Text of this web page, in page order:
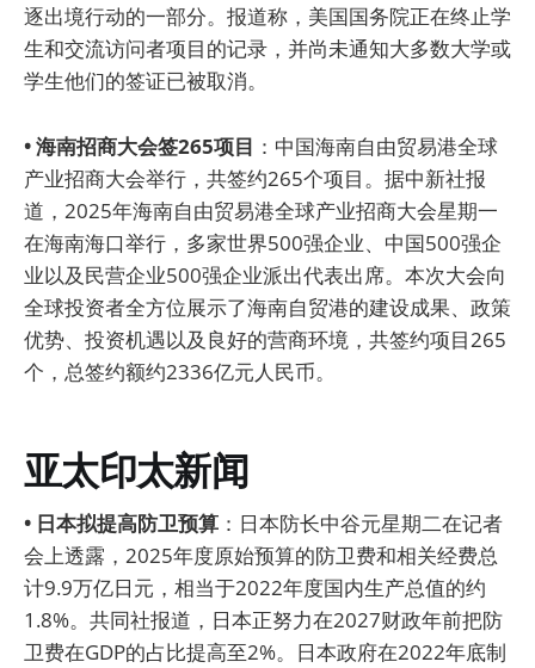
逐出境行动的一部分。报道称，美国国务院正在终止学
生和交流访问者项目的记录，并尚未通知大多数大学或
学生他们的签证已被取消。
• 海南招商大会签265项目 ：中国海南自由贸易港全球
产业招商大会举行，共签约265个项目。据中新社报
道，2025年海南自由贸易港全球产业招商大会星期一
在海南海口举行，多家世界500强企业、中国500强企
业以及民营企业500强企业派出代表出席。本次大会向
全球投资者全方位展示了海南自贸港的建设成果、政策
优势、投资机遇以及良好的营商环境，共签约项目265
个，总签约额约2336亿元人民币。
亚太印太新闻
• 日本拟提高防卫预算 ：日本防长中谷元星期二在记者
会上透露，2025年度原始预算的防卫费和相关经费总
计9.9万亿日元，相当于2022年度国内生产总值的约
1.8%。共同社报道，日本正努力在2027财政年前把防
卫费在GDP的占比提高至2%。日本政府在2022年底制